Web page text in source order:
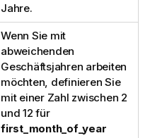
Jahre.
Wenn Sie mit
abweichenden
Geschäftsjahren arbeiten
möchten, definieren Sie
mit einer Zahl zwischen 2
und 12 für
first_month_of_year